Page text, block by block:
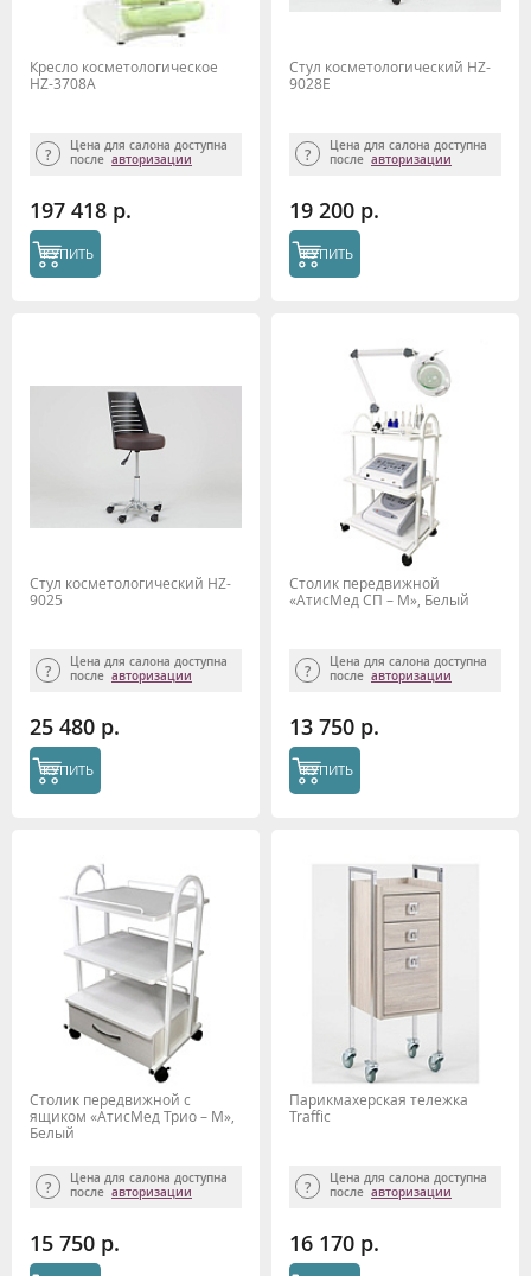
Кресло косметологическое
HZ-3708А
Цена для салона доступна
после авторизации
197 418 р.
КУПИТЬ
Стул косметологический HZ-
9028E
Цена для салона доступна
после авторизации
19 200 р.
КУПИТЬ
Стул косметологический HZ-
9025
Цена для салона доступна
после авторизации
25 480 р.
КУПИТЬ
Столик передвижной
«АтисМед СП – М», Белый
Цена для салона доступна
после авторизации
13 750 р.
КУПИТЬ
Столик передвижной с
ящиком «АтисМед Трио – М»,
Белый
Цена для салона доступна
после авторизации
15 750 р.
Парикмахерская тележка
Traffic
Цена для салона доступна
после авторизации
16 170 р.